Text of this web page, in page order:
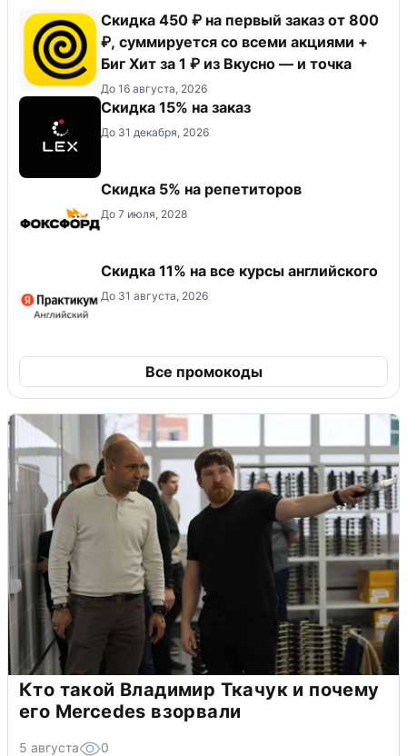
Скидка 450 ₽ на первый заказ от 800
₽, суммируется со всеми акциями +
Биг Хит за 1 ₽ из Вкусно — и точка
До 16 августа, 2026
Скидка 15% на заказ
До 31 декабря, 2026
Скидка 5% на репетиторов
До 7 июля, 2028
Скидка 11% на все курсы английского
До 31 августа, 2026
Все промокоды
Кто такой Владимир Ткачук и почему
его Mercedes взорвали
5 августа 0